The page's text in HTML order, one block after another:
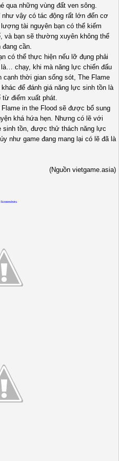
qua những vùng đất ven sông.
như vậy có tác động rất lớn đến cơ
tài nguyên bạn có thể kiếm
bạn sẽ thường xuyên không thể
cần.
có thể thực hiện nếu lỡ đụng phải
chạy, khi mà năng lực chiến đấu
thời gian sống sót, The Flame
để đánh giá năng lực sinh tồn là
điểm xuất phát.
in the Flood sẽ được bổ sung
khá hứa hẹn. Nhưng có lẽ với
sinh tồn, được thử thách năng lực
như game đang mang lại có lẽ đã là
(Nguồn vietgame.asia)